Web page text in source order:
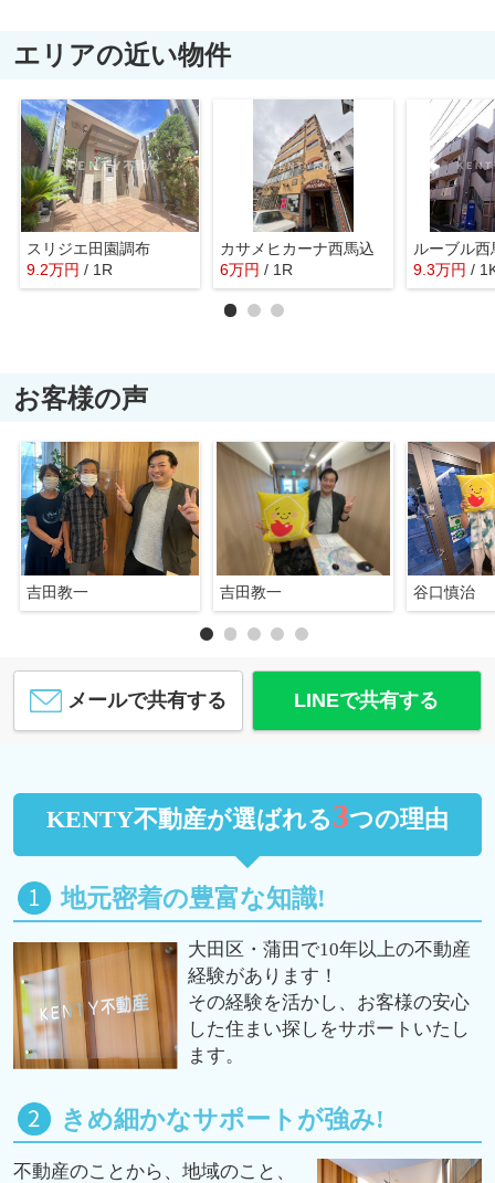
エリアの近い物件
スリジエ田園調布
9.2万円 / 1R
カサメヒカーナ西馬込
6万円 / 1R
ルーブル
9.3万円 /
お客様の声
吉田教一 吉田教一 谷口慎治
メールで共有する LINEで共有する
KENTY不動産が選ばれる3つの理由
地元密着の豊富な知識!
大田区・蒲田で10年以上の不動産
経験があります！
その経験を活かし、お客様の安心
した住まい探しをサポートいたし
ます。
きめ細かなサポートが強み!
不動産のことから、地域のこと、